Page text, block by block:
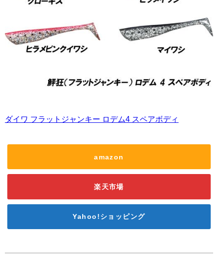
ダイワ フラットジャンキー ロデム4 スペアボディ
amazon
楽天市場
Yahoo!ショッピング